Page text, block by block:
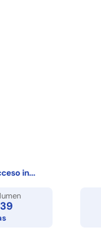
in...